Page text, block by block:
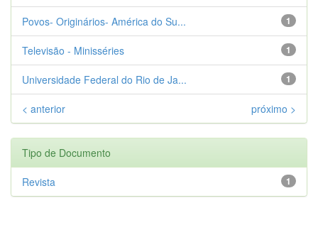
1
Povos- Originários- América do Su...
1
Televisão - Minisséries
1
Universidade Federal do Rio de Ja...
< anterior próximo >
Tipo de Documento
1
Revista